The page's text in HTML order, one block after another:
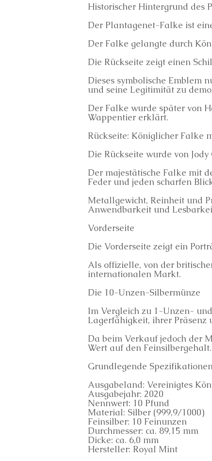
Historischer Hintergrund des
Der Plantagenet-Falke ist
Der Falke gelangte durch
Die Rückseite zeigt einen
Dieses symbolische Emblem
und seine Legitimität zu
Der Falke wurde später von
Wappentier erklärt.
Rückseite: Königlicher Falke
Die Rückseite wurde von
Der majestätische Falke mit
Feder und jeden scharfen
Metallgewicht, Reinheit und
Anwendbarkeit und
Vorderseite
Die Vorderseite zeigt ein
Als offizielle, von der
internationalen Markt.
Die 10-Unzen-Silbermünze
Im Vergleich zu 1-Unzen-
Lagerfähigkeit, ihrer
Da beim Verkauf jedoch der
Wert auf den Feinsilbergehalt.
Grundlegende
Ausgabeland: Vereinigtes
Ausgabejahr: 2020
Nennwert: 10 Pfund
Material: Silber (999,9/1000)
Feinsilber: 10 Feinunzen
Durchmesser: ca. 89,15 mm
Dicke: ca. 6,0 mm
Hersteller: Royal Mint